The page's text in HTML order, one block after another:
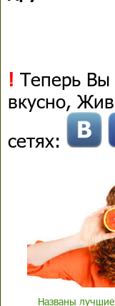
! Теперь Вы
вкусно,
сетях:
Названы